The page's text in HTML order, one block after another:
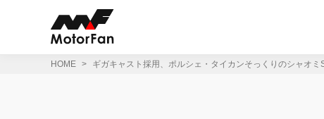
HOME ギガキャスト採用、ポルシェ・タイカンそっくりのシャオミ